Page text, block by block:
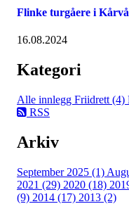
Flinke turgåere i
16.08.2024
Kategori
Alle innlegg Friidrett (4)
RSS
Arkiv
September 2025 (1)
2021 (29) 2020 (18)
(9) 2014 (17) 2013 (2)